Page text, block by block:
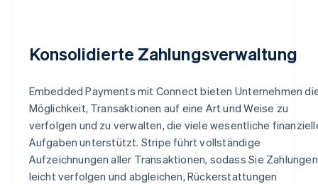
Konsolidierte Zahlungsverwaltung
Embedded Payments mit Connect bieten Unternehmen
Möglichkeit, Transaktionen auf eine Art und Weise zu
verfolgen und zu verwalten, die viele wesentliche
Aufgaben unterstützt. Stripe führt vollständige
Aufzeichnungen aller Transaktionen, sodass Sie Zahlungen
leicht verfolgen und abgleichen, Rückerstattungen